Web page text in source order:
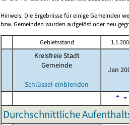
Hinweis: Die Ergebnisse für einige Gemeinden
bzw. Gemeinden wurden aufgelöst oder neu
Gebietsstand
Kreisfreie Stadt
Gemeinde
Schlüssel einblenden
Jan
Durchschnittliche